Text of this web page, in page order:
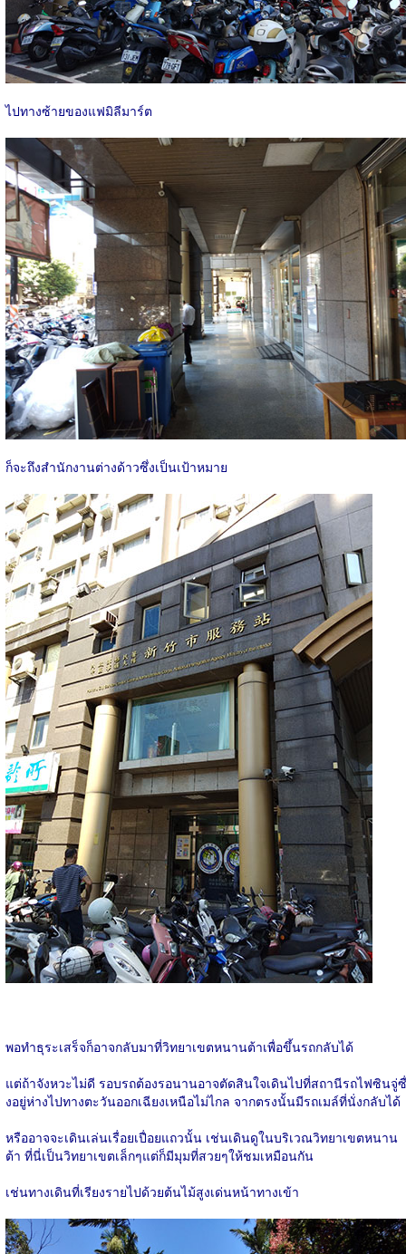
ไปทางซ้ายของแฟมิลีมาร์ต
ก็จะถึงสำนักงานต่างด้าวซึ่งเป็นเป้าหมาย
พอทำธุระเสร็จก็อาจกลับมาที่วิทยาเขตหนานต้าเพื่อขึ้นรถกลับได้
แต่ถ้าจังหวะไม่ดี รอบรถต้องรอนานอาจตัดสินใจเดินไปที่สถานีรถไฟซินจู่ซื่
งอยู่ห่างไปทางตะวันออกเฉียงเหนือไม่ไกล จากตรงนั้นมีรถเมล์ที่นั่งกลับได้
หรืออาจจะเดินเล่นเรื่อยเปื่อยแถวนั้น เช่นเดินดูในบริเวณวิทยาเขตหนาน
ต้า ที่นี่เป็นวิทยาเขตเล็กๆแต่ก็มีมุมที่สวยๆให้ชมเหมือนกัน
เช่นทางเดินที่เรียงรายไปด้วยต้นไม้สูงเด่นหน้าทางเข้า